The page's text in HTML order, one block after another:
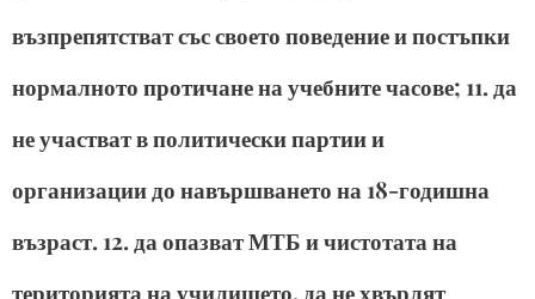
възпрепятстват със своето поведение и постъпки
нормалното протичане на учебните часове; 11. да
не участват в политически партии и
организации до навършването на 18-годишна
възраст. 12. да опазват МТБ и чистотата на
територията на училището, да не хвърлят